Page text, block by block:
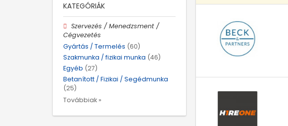
KATEGÓRIÁK
Szervezés / Menedzsment /
Cégvezetés
Gyártás / Termelés (60)
Szakmunka / fizikai munka (46)
Egyéb (27)
Betanított / Fizikai / Segédmunka
(25)
Továbbiak »